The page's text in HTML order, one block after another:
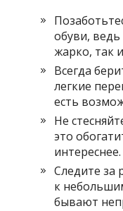
обуви,
жарко, так
Всегда
легкие
есть
Не
это
интереснее.
Следите за
к
бывают